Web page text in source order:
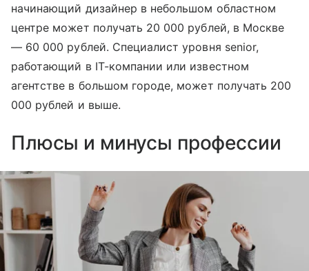
начинающий дизайнер в небольшом областном
центре может получать 20 000 рублей, в Москве
— 60 000 рублей. Специалист уровня senior,
работающий в IT-компании или известном
агентстве в большом городе, может получать 200
000 рублей и выше.
Плюсы и минусы профессии